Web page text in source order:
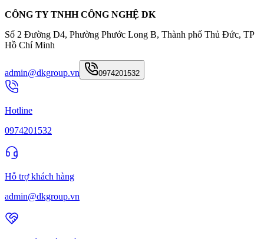
CÔNG TY TNHH CÔNG NGHỆ DK
Số 2 Đường D4, Phường Phước Long B, Thành phố Thủ Đức, TP
Hồ Chí Minh
admin@dkgroup.vn 0974201532
Hotline
0974201532
Hỗ trợ khách hàng
admin@dkgroup.vn